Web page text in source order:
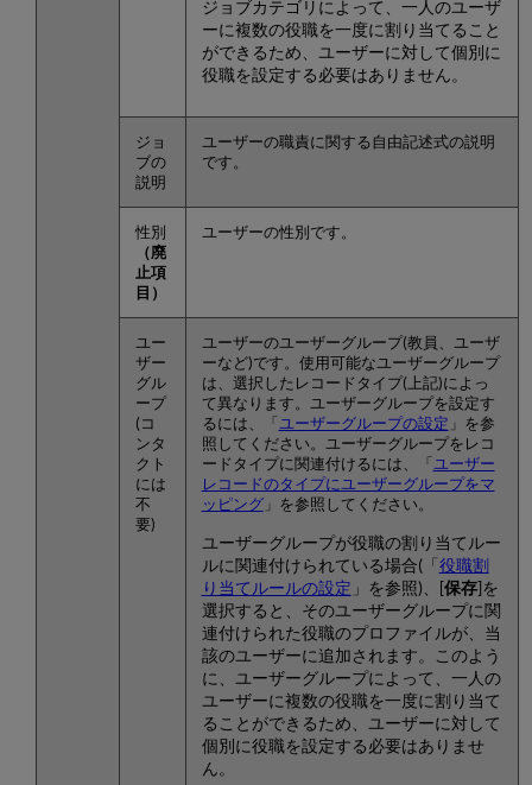
ジョブカテゴリによって、一人のユーザ
ーに複数の役職を一度に割り当てること
ができるため、ユーザーに対して個別に
役職を設定する必要はありません。
ジョ
ブの
説明
ユーザーの職責に関する自由記述式の説明
です。
性別
（廃
止項
目）
ユーザーの性別です。
ユー
ザー
グル
ープ
(コ
ンタ
クト
には
不
要)
ユーザーのユーザーグループ(教員、ユーザ
ーなど)です。使用可能なユーザーグループ
は、選択したレコードタイプ(上記)によっ
て異なります。ユーザーグループを設定す
るには、「 ユーザーグループの設定 」を参
照してください。ユーザーグループをレコ
ードタイプに関連付けるには、「 ユーザー
レコードのタイプにユーザーグループをマ
ッピング」を参照してください。
ユーザーグループが役職の割り当てルー
ルに関連付けられている場合(「役職割
り当てルールの設定 」を参照)、[保存]を
選択すると、そのユーザーグループに関
連付けられた役職のプロファイルが、当
該のユーザーに追加されます。このよう
に、ユーザーグループによって、一人の
ユーザーに複数の役職を一度に割り当て
ることができるため、ユーザーに対して
個別に役職を設定する必要はありませ
ん。